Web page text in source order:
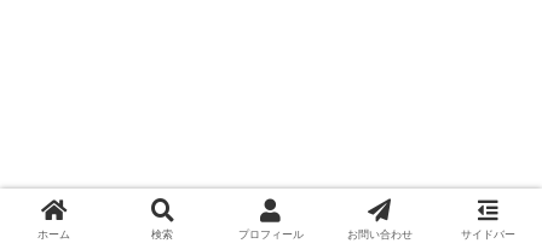
Leonardo.Aiの凄いところ
ホーム 検索 プロフィール お問い合わせ サイドバー